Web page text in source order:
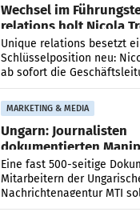
Wechsel im
relations holt Nicola
Geschäftsleitung
Unique relations besetzt
Schlüsselposition neu:
ab sofort die
PR-Agentur an der Seite
Anna Kalina-Mahr.
MARKETING & MEDIA
Ungarn: Journalisten
dokumentierten
Zensur
Eine fast 500-seitige
Mitarbeitern der
Nachrichtenagentur MTI
systematische